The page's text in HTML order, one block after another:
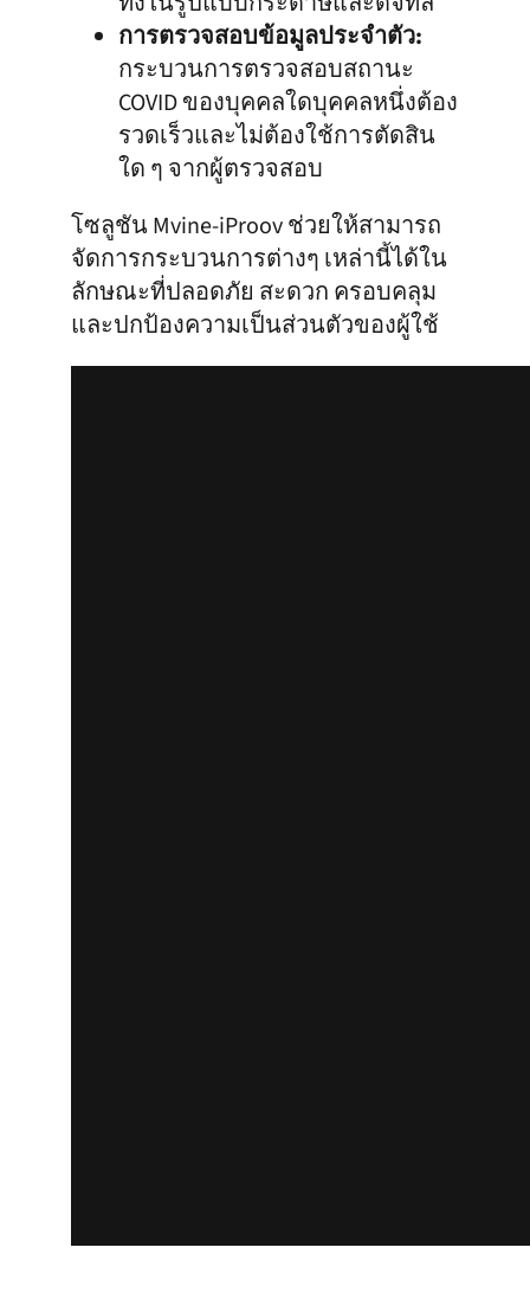
การตรวจสอบข้อมูลประจำตัว:
กระบวนการตรวจสอบสถานะ
COVID ของบุคคลใดบุคคลหนึ่งต้อง
รวดเร็วและไม่ต้องใช้การตัดสิน
ใด ๆ จากผู้ตรวจสอบ
โซลูชัน Mvine-iProov ช่วยให้สามารถ
จัดการกระบวนการต่างๆ เหล่านี้ได้ใน
ลักษณะที่ปลอดภัย สะดวก ครอบคลุม
และปกป้องความเป็นส่วนตัวของผู้ใช้